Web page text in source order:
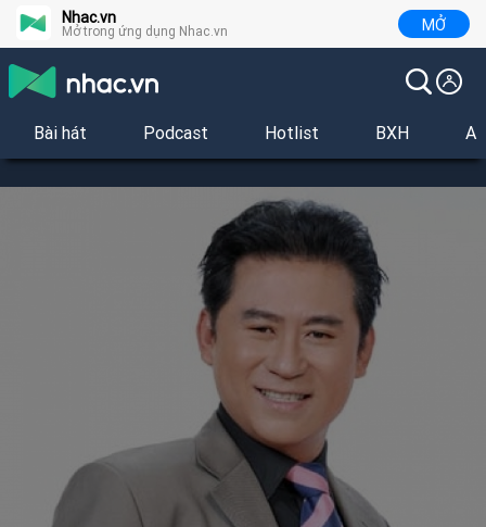
Nhac.vn
Mở trong ứng dụng Nhac.vn MỞ
Bài hát Podcast Hotlist BXH